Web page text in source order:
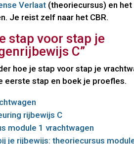
Verlaat (theoriecursus) en het
Je reist zelf naar het CBR.
stap voor stap je
C”
hoe je stap voor stap je
eerste stap en boek je proefles.
rijbewijs C
module 1 vrachtwagen
je rijbewijs: theoriecursus